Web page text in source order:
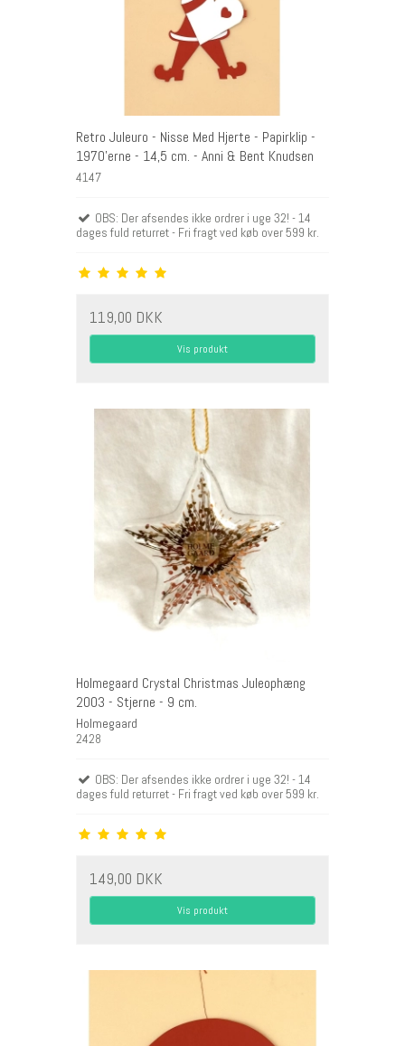
Retro Juleuro - Nisse Med Hjerte - Papirklip -
1970'erne - 14,5 cm. - Anni & Bent Knudsen
4147
OBS: Der afsendes ikke ordrer i uge 32! - 14
dages fuld returret - Fri fragt ved køb over 599 kr.
119,00 DKK
Vis produkt
Holmegaard Crystal Christmas Juleophæng
2003 - Stjerne - 9 cm.
Holmegaard
2428
OBS: Der afsendes ikke ordrer i uge 32! - 14
dages fuld returret - Fri fragt ved køb over 599 kr.
149,00 DKK
Vis produkt